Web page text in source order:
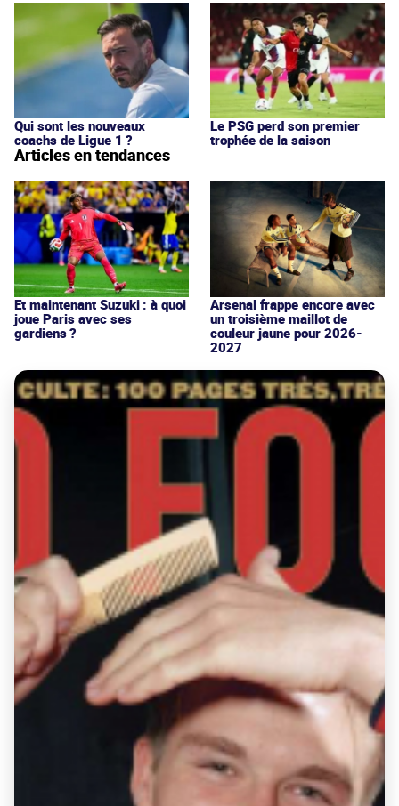
Qui sont les nouveaux
coachs de Ligue 1 ?
Le PSG perd son premier
trophée de la saison
Articles en tendances
Et maintenant Suzuki : à quoi
joue Paris avec ses
gardiens ?
Arsenal frappe encore avec
un troisième maillot de
couleur jaune pour 2026-
2027